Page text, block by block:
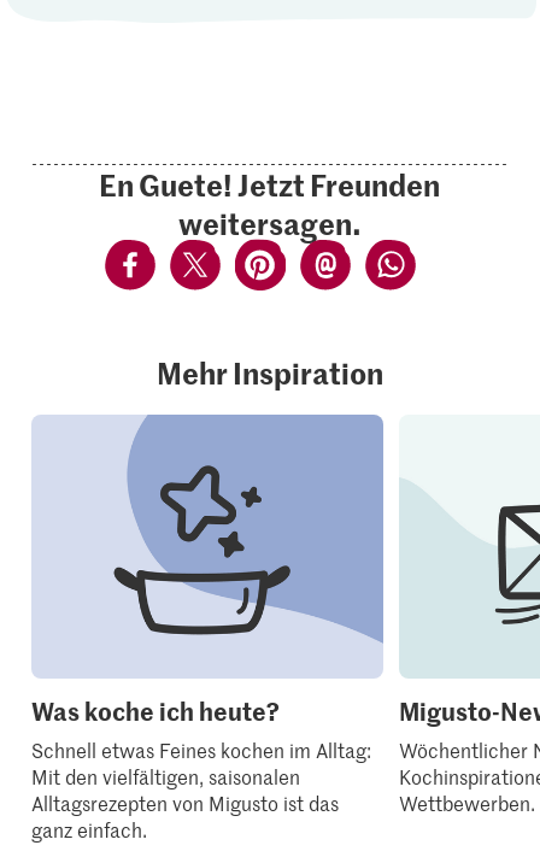
En Guete! Jetzt Freunden
weitersagen.
Mehr Inspiration
Was koche ich heute?
Schnell etwas Feines kochen im Alltag:
Mit den vielfältigen, saisonalen
Alltagsrezepten von Migusto ist das
ganz einfach.
Migusto-
Wöchentlicher
Wettbewerben.